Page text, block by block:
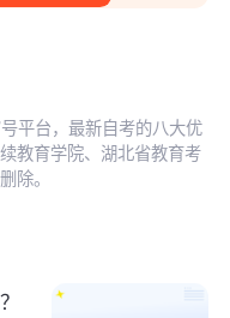
平台，最新自考的八大优
教育学院、湖北省教育考
除。